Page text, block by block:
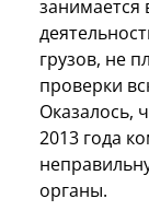
занимается
грузов, не
проверки
Оказалось,
2013 года
органы.